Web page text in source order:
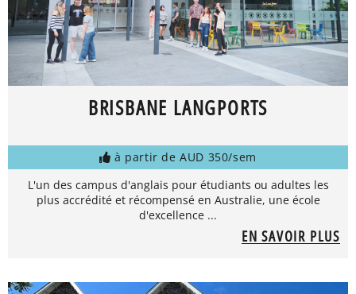
BRISBANE LANGPORTS
à partir de AUD 350/sem
L'un des campus d'anglais pour étudiants ou adultes les
plus accrédité et récompensé en Australie, une école
d'excellence ...
EN SAVOIR PLUS